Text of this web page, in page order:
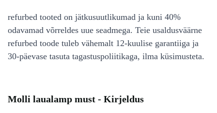
refurbed tooted on jätkusuutlikumad ja kuni 40%
odavamad võrreldes uue seadmega. Teie usaldusväärne
refurbed toode tuleb vähemalt 12-kuulise garantiiga ja
30-päevase tasuta tagastuspoliitikaga, ilma küsimusteta.
Molli laualamp must - Kirjeldus